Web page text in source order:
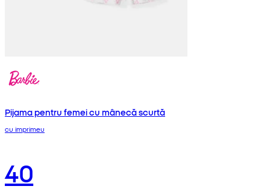
Pijama pentru femei cu mânecă scurtă
cu imprimeu
40